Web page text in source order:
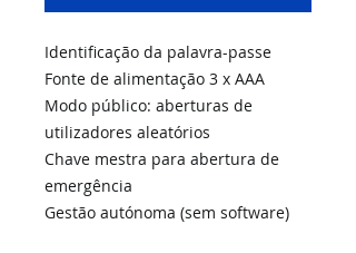
Identificação da palavra-passe
Fonte de alimentação 3 x AAA
Modo público: aberturas de
utilizadores aleatórios
Chave mestra para abertura de
emergência
Gestão autónoma (sem software)